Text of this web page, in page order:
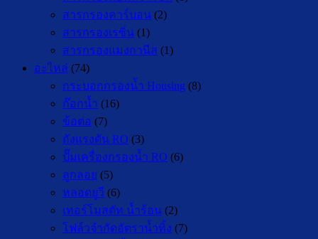
สารกรองคาร์บอน (2)
สารกรองเรซิ่น (1)
สารกรองแมงกานีส (1)
อะไหล่ (74)
กระบอกกรองน้ำ Housing (8)
ก๊อกน้ำ (16)
ข้อต่อ (7)
ถังแรงดัน RO (3)
ปั๊มเครื่องกรองน้ำ RO (6)
ลูกลอย (5)
หลอดยูวี (6)
เทอร์โมสตัท น้ำร้อน (2)
โฟล์วจำกัดอัตราน้ำทิ้ง (7)